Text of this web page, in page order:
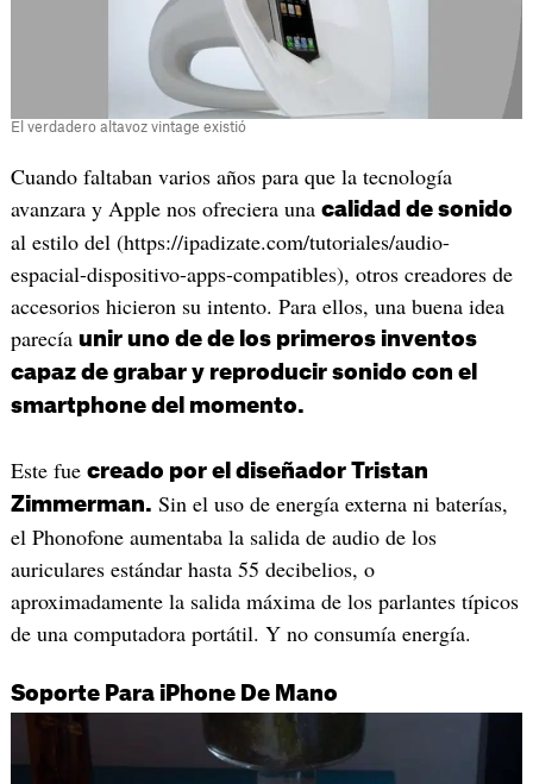
El verdadero altavoz vintage existió
Cuando faltaban varios años para que la tecnología
avanzara y Apple nos ofreciera una calidad de sonido
al estilo del (https://ipadizate.com/tutoriales/audio-
espacial-dispositivo-apps-compatibles), otros creadores de
accesorios hicieron su intento. Para ellos, una buena idea
parecía unir uno de de los primeros inventos
capaz de grabar y reproducir sonido con el
smartphone del momento.
Este fue creado por el diseñador Tristan
Zimmerman. Sin el uso de energía externa ni baterías,
el Phonofone aumentaba la salida de audio de los
auriculares estándar hasta 55 decibelios, o
aproximadamente la salida máxima de los parlantes típicos
de una computadora portátil. Y no consumía energía.
Soporte Para iPhone De Mano